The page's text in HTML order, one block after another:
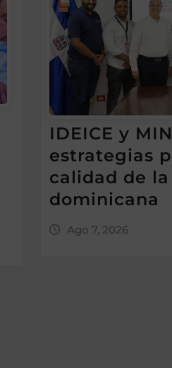
IDEICE y
estrategias
calidad de
dominicana
Ago 7, 2026